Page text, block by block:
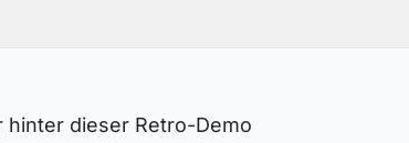
hinter dieser Retro-Demo